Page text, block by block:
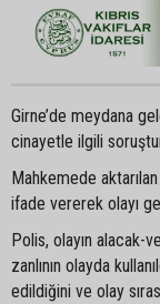
Girne’de meydana
cinayetle ilgili
Mahkemede
ifade vererek olayı
Polis, olayın alacak-
zanlının olayda
edildiğini ve olay